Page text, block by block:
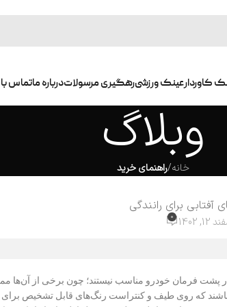
کاوردارعینک ورزشیرهگیری مرسولاتدرباره ماتماس با
وبلاگ
خانه/راهنمای خرید
برای رانندگی
1402
0
در پشت فرمان خودرو مناسب نیستند؛ چون برخی از آن‌ها
که روی طیف و کنتراست رنگ‌های قابل تشخیص برای